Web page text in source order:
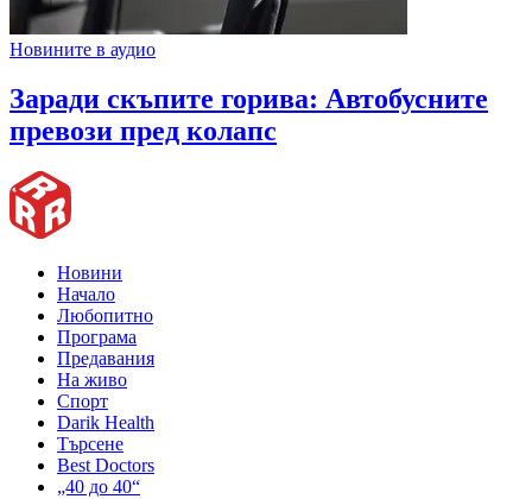
Новините в аудио
Заради скъпите горива: Автобусните
превози пред колапс
Новини
Начало
Любопитно
Програма
Предавания
На живо
Спорт
Darik Health
Търсене
Best Doctors
„40 до 40“